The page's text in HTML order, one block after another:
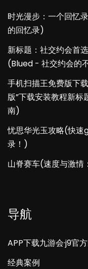
时光漫步：一个回忆
的回忆录)
新标题：社交约会首
(Blued - 社交约会的
手机扫描王免费版下
版”下载安装教程新标
南)
忧思华光玉攻略(快
录！)
山脊赛车(速度与激情
导航
APP下载九游会·j9官
经典案例